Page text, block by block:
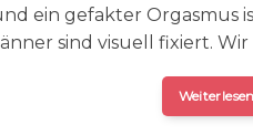
ein gefakter Orgasmus
sind visuell fixiert.
Weiterlesen